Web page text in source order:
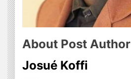
About Post Author
Josué Koffi